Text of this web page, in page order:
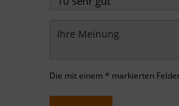
Die mit einem * markierten